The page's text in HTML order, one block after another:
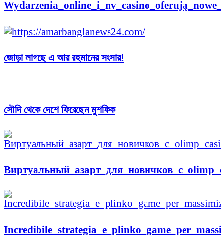
জোড়া লাগছে এ আর রহমানের সংসার!
সৌদি থেকে দেশে ফিরেছেন মুশফিক